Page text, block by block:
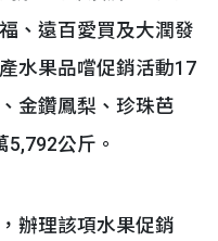
、遠百愛買及大潤發
水果品嚐促銷活動17
金鑽鳳梨、珍珠芭
公斤。
理該項水果促銷